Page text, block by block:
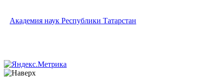
Академия наук Республики Татарстан